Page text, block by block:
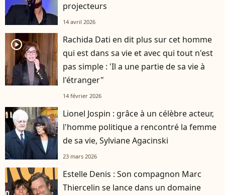
projecteurs
14 avril 2026
player2
Rachida Dati en dit plus sur cet homme
qui est dans sa vie et avec qui tout n'est
pas simple : 'Il a une partie de sa vie à
l'étranger"
14 février 2026
Lionel Jospin : grâce à un célèbre acteur,
l'homme politique a rencontré la femme
de sa vie, Sylviane Agacinski
23 mars 2026
Estelle Denis : Son compagnon Marc
Thiercelin se lance dans un domaine